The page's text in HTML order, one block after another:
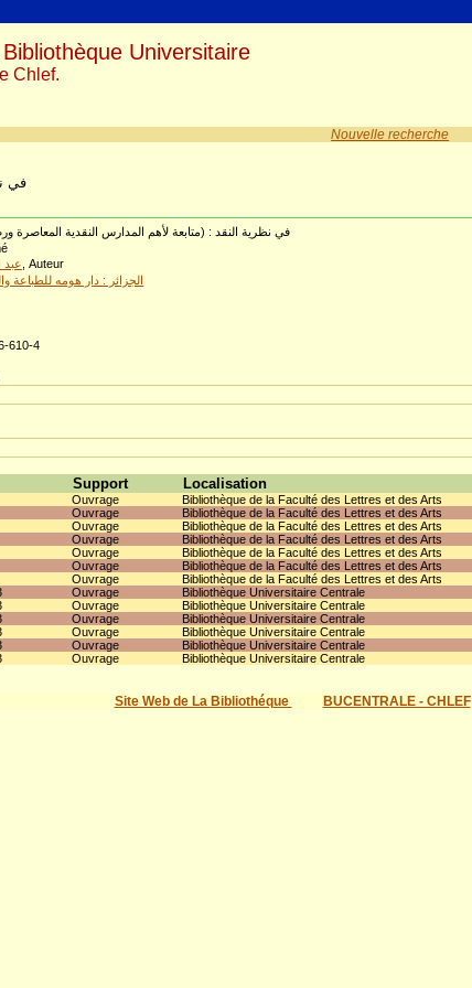
Nouvelle recherche
في
في نظرية النقد : (متابعة لأهم المدارس النقدية المعاصرة
عبد , Auteur
الجزائر : دار هومه للطباعة
610-4
Support Localisation
Ouvrage Bibliothèque de la Faculté des Lettres et des Arts
Ouvrage Bibliothèque de la Faculté des Lettres et des Arts
Ouvrage Bibliothèque de la Faculté des Lettres et des Arts
Ouvrage Bibliothèque de la Faculté des Lettres et des Arts
Ouvrage Bibliothèque de la Faculté des Lettres et des Arts
Ouvrage Bibliothèque de la Faculté des Lettres et des Arts
Ouvrage Bibliothèque de la Faculté des Lettres et des Arts
Ouvrage Bibliothèque Universitaire Centrale
Ouvrage Bibliothèque Universitaire Centrale
Ouvrage Bibliothèque Universitaire Centrale
Ouvrage Bibliothèque Universitaire Centrale
Ouvrage Bibliothèque Universitaire Centrale
Ouvrage Bibliothèque Universitaire Centrale
Site Web de La Bibliothéque BUCENTRALE - CHLEF
Universitaire
Chlef.